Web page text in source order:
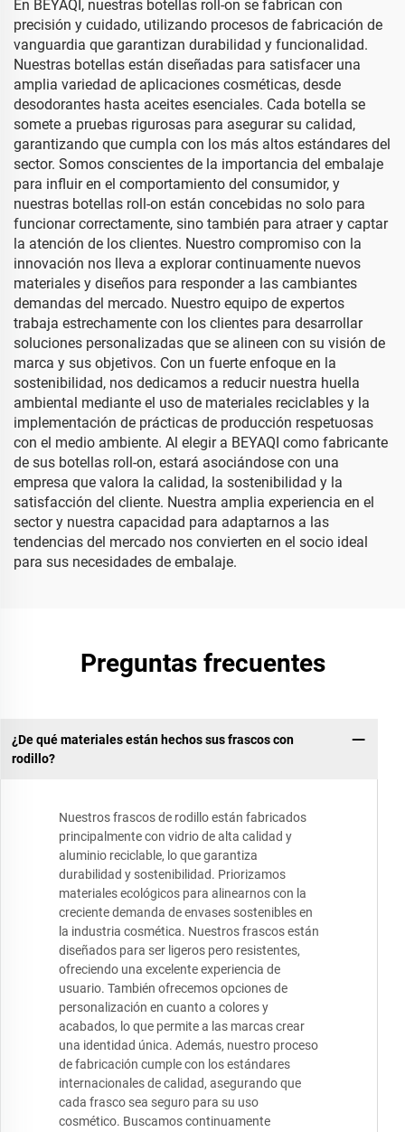
En BEYAQI, nuestras botellas roll-on se fabrican con
precisión y cuidado, utilizando procesos de fabricación de
vanguardia que garantizan durabilidad y funcionalidad.
Nuestras botellas están diseñadas para satisfacer una
amplia variedad de aplicaciones cosméticas, desde
desodorantes hasta aceites esenciales. Cada botella se
somete a pruebas rigurosas para asegurar su calidad,
garantizando que cumpla con los más altos estándares del
sector. Somos conscientes de la importancia del embalaje
para influir en el comportamiento del consumidor, y
nuestras botellas roll-on están concebidas no solo para
funcionar correctamente, sino también para atraer y captar
la atención de los clientes. Nuestro compromiso con la
innovación nos lleva a explorar continuamente nuevos
materiales y diseños para responder a las cambiantes
demandas del mercado. Nuestro equipo de expertos
trabaja estrechamente con los clientes para desarrollar
soluciones personalizadas que se alineen con su visión de
marca y sus objetivos. Con un fuerte enfoque en la
sostenibilidad, nos dedicamos a reducir nuestra huella
ambiental mediante el uso de materiales reciclables y la
implementación de prácticas de producción respetuosas
con el medio ambiente. Al elegir a BEYAQI como fabricante
de sus botellas roll-on, estará asociándose con una
empresa que valora la calidad, la sostenibilidad y la
satisfacción del cliente. Nuestra amplia experiencia en el
sector y nuestra capacidad para adaptarnos a las
tendencias del mercado nos convierten en el socio ideal
para sus necesidades de embalaje.
Preguntas frecuentes
¿De qué materiales están hechos sus frascos con
rodillo?
Nuestros frascos de rodillo están fabricados
principalmente con vidrio de alta calidad y
aluminio reciclable, lo que garantiza
durabilidad y sostenibilidad. Priorizamos
materiales ecológicos para alinearnos con la
creciente demanda de envases sostenibles en
la industria cosmética. Nuestros frascos están
diseñados para ser ligeros pero resistentes,
ofreciendo una excelente experiencia de
usuario. También ofrecemos opciones de
personalización en cuanto a colores y
acabados, lo que permite a las marcas crear
una identidad única. Además, nuestro proceso
de fabricación cumple con los estándares
internacionales de calidad, asegurando que
cada frasco sea seguro para su uso
cosmético. Buscamos continuamente